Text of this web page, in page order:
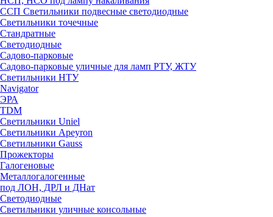
ССП Светильники подвесные светодиодные
Светильники точечные
Стандратные
Светодиодные
Садово-парковые
Садово-парковые уличные для ламп РТУ, ЖТУ
Светильники НТУ
Navigator
ЭРА
TDM
Светильники Uniel
Светильники Apeyron
Светильники Gauss
Прожекторы
Галогеновые
Металлогалогенные
под ЛОН, ДРЛ и ДНат
Светодиодные
Светильники уличные консольные